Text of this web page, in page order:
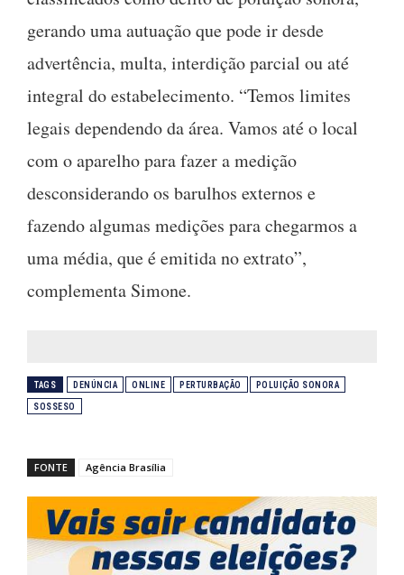
gerando uma autuação que pode ir desde
advertência, multa, interdição parcial ou até
integral do estabelecimento. “Temos limites
legais dependendo da área. Vamos até o local
com o aparelho para fazer a medição
desconsiderando os barulhos externos e
fazendo algumas medições para chegarmos a
uma média, que é emitida no extrato”,
complementa Simone.
TAGS DENÚNCIA ONLINE PERTURBAÇÃO POLUIÇÃO SONORA
SOSSESO
FONTE Agência Brasília